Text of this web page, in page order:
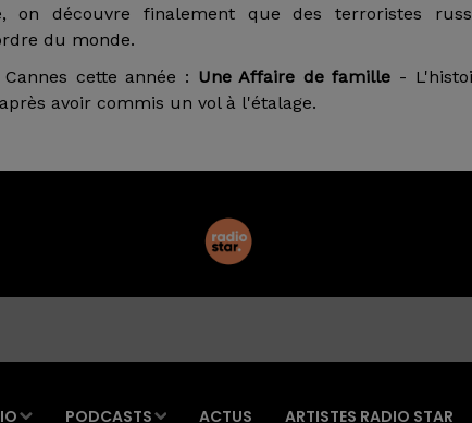
on découvre finalement que des terroristes
du monde.
cette année : Une Affaire de famille -
avoir commis un vol à l'étalage.
PODCASTS ACTUS ARTISTES RADIO STAR